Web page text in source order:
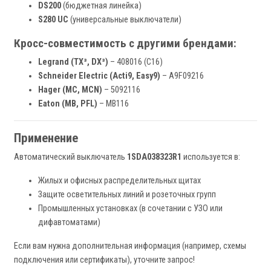
DS200(бюджетная линейка)
S280 UC (универсальные выключатели)
Кросс-совместимость с другими брендами:
Legrand (TX³, DX³) – 408016 (C16)
Schneider Electric (Acti9, Easy9) – A9F09216
Hager (MC, MCN) – 5092116
Eaton (MB, PFL) – MB116
Применение
Автоматический выключатель 1SDA038323R1 используется в:
Жилых и офисных распределительных щитах
Защите осветительных линий и розеточных групп
Промышленных установках (в сочетании с УЗО или
дифавтоматами)
Если вам нужна дополнительная информация (например, схемы
подключения или сертификаты), уточните запрос!